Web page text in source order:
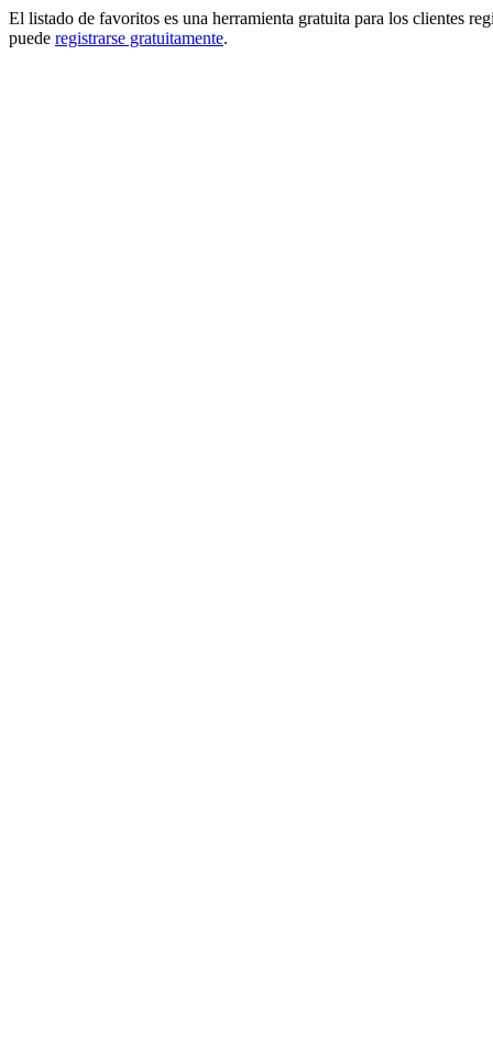
El listado de favoritos es una herramienta gratuita para los clientes
puede registrarse gratuitamente.